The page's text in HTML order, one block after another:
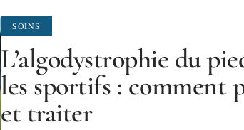
SOINS
L’algodystrophie du
les sportifs : comment
et traiter